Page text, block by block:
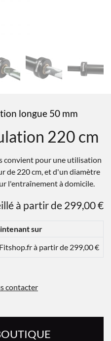
longue 50 mm
220 cm
convient pour une utilisation
de 220 cm, et d'un diamètre
l'entraînement à domicile.
à partir de 299,00 €
sur
Fitshop.fr à partir de 299,00 €
contacter